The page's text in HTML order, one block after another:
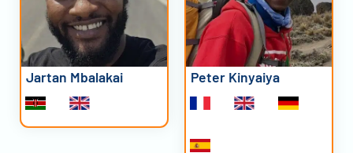
Jartan Mbalakai Peter Kinyaiya